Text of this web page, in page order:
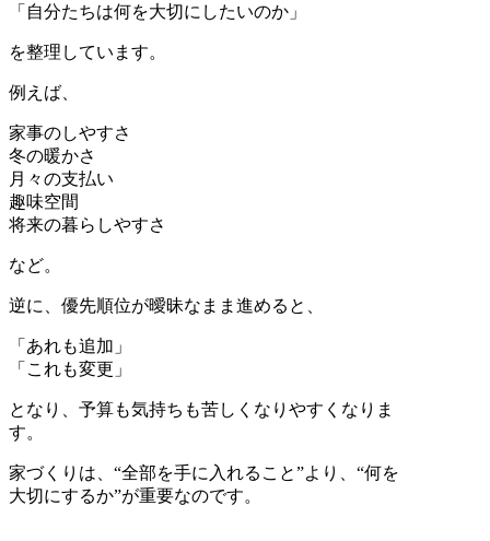
「自分たちは何を大切にしたいのか」
を整理しています。
例えば、
家事のしやすさ
冬の暖かさ
月々の支払い
趣味空間
将来の暮らしやすさ
など。
逆に、優先順位が曖昧なまま進めると、
「あれも追加」
「これも変更」
となり、予算も気持ちも苦しくなりやすくなりま
す。
家づくりは、“全部を手に入れること”より、“何を
大切にするか”が重要なのです。